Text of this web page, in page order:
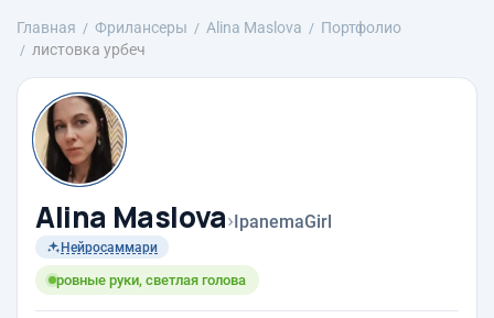
Главная Фрилансеры Alina Maslova
Портфолио
листовка урбеч
Alina Maslova›IpanemaGirl
Нейросаммари
ровные руки, светлая голова